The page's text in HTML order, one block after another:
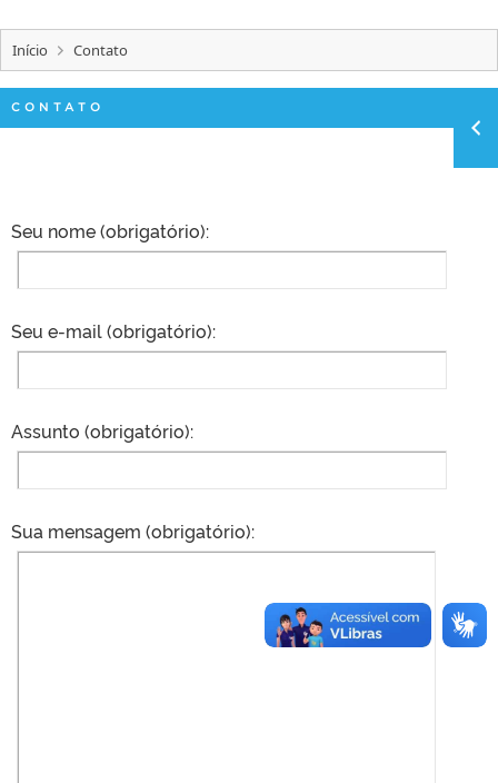
Início Contato
CONTATO
Seu nome (obrigatório):
Seu e-mail (obrigatório):
Assunto (obrigatório):
Sua mensagem (obrigatório):